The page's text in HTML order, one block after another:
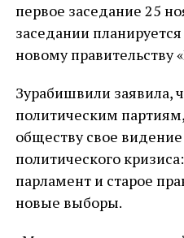
первое заседание 25
заседании
новому правительству
Зурабишвили заявила,
политическим
обществу свое
политического
парламент и старое
новые выборы.